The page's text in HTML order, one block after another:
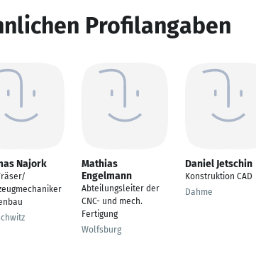
Profilangaben
Najork
Mathias
Engelmann
Abteilungsleiter der
CNC- und mech.
Fertigung
Wolfsburg
Daniel Jetschin
Konstruktion CAD
Dahme